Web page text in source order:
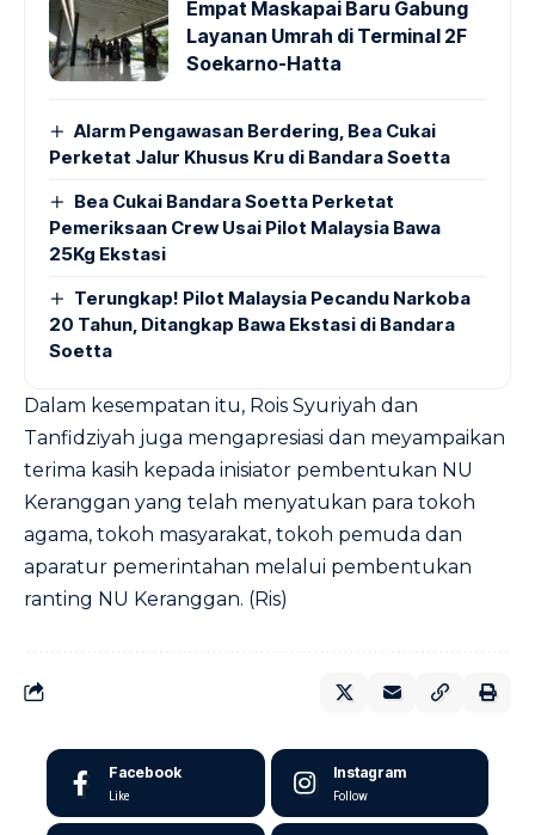
Empat Maskapai Baru Gabung
Layanan Umrah di Terminal 2F
Soekarno-Hatta
Alarm Pengawasan Berdering, Bea Cukai
Perketat Jalur Khusus Kru di Bandara Soetta
Bea Cukai Bandara Soetta Perketat
Pemeriksaan Crew Usai Pilot Malaysia Bawa
25Kg Ekstasi
Terungkap! Pilot Malaysia Pecandu Narkoba
20 Tahun, Ditangkap Bawa Ekstasi di Bandara
Soetta
Dalam kesempatan itu, Rois Syuriyah dan
Tanfidziyah juga mengapresiasi dan meyampaikan
terima kasih kepada inisiator pembentukan NU
Keranggan yang telah menyatukan para tokoh
agama, tokoh masyarakat, tokoh pemuda dan
aparatur pemerintahan melalui pembentukan
ranting NU Keranggan. (Ris)
Facebook
Like
Instagram
Follow